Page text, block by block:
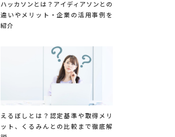
ハッカソンとは？アイディアソンとの
違いやメリット・企業の活用事例を
紹介
えるぼしとは？認定基準や取得メリ
ット、くるみんとの比較まで徹底解